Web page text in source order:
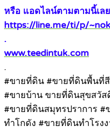
หรือ แอดไลน์ตามตามนี้เล
https://line.me/ti/p/
.
www.teedintuk.com
.
#ขายที่ดิน #ขายที่ดินพื้นที่
#ขายบ้าน ขายที่ดินสุขสวั
#ขายที่ดินสมุทรปราการ
ทำโกดัง #ขายที่ดินทำโรง